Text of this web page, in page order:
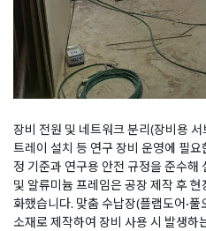
장비 전원 및 네트워크 분리(장비용
트레이 설치 등 연구 장비 운영에 필
정 기준과 연구용 안전 규정을 준수해
및 알류미늄 프레임은 공장 제작 후
화했습니다. 맞춤 수납장(플랩도어·
소재로 제작하여 장비 사용 시 발생하